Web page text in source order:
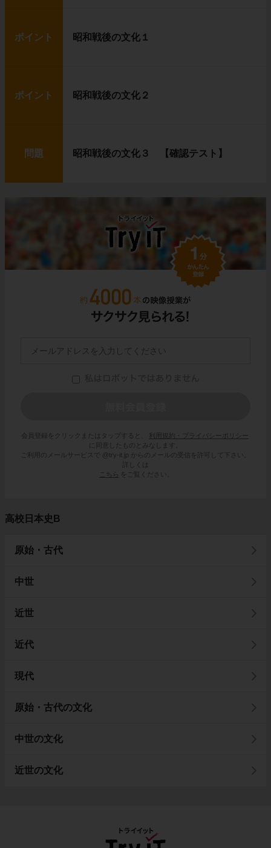
ポイント 昭和戦後の文化１
ポイント 昭和戦後の文化２
問題 昭和戦後の文化３ 【確認テスト】
会員登録をクリックまたはタップすると、
利用規約・プライバシーポリシー
に同意したものとみなします。
ご利用のメールサービスで @try-it.jp からのメールの受信を許可して下さい。
詳しくは
こちら
をご覧ください。
高校日本史B
原始・古代
中世
近世
近代
現代
原始・古代の文化
中世の文化
近世の文化